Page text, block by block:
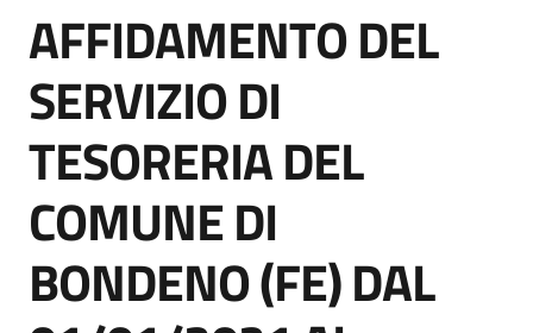
e
strumenti
acquisto
Supporto
Piattaforme
telematiche
Salta al contenuto
AFFIDAMENTO DEL
SERVIZIO DI
TESORERIA DEL
COMUNE DI
BONDENO (FE) DAL